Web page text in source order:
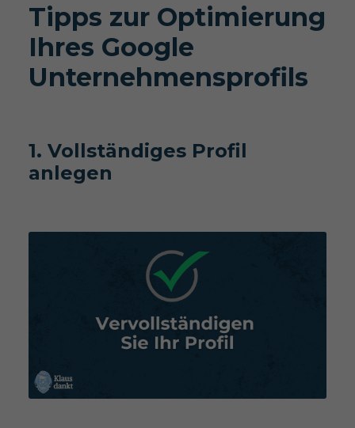
Tipps zur Optimierung
Ihres Google
Unternehmensprofils
1. Vollständiges Profil
anlegen